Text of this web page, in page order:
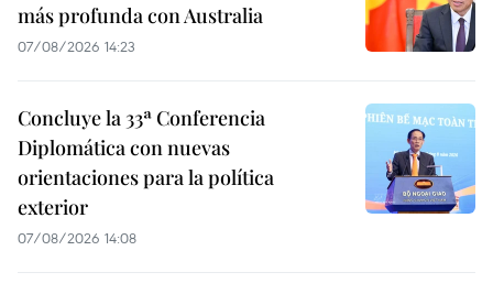
más profunda con Australia
07/08/2026 14:23
Concluye la 33ª Conferencia
Diplomática con nuevas
orientaciones para la política
exterior
07/08/2026 14:08